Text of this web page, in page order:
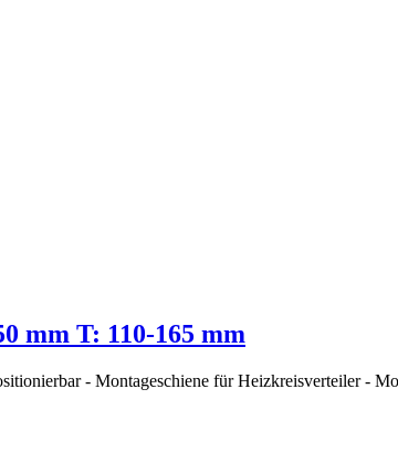
mm T: 110-165 mm
- Montageschiene für Heizkreisverteiler -